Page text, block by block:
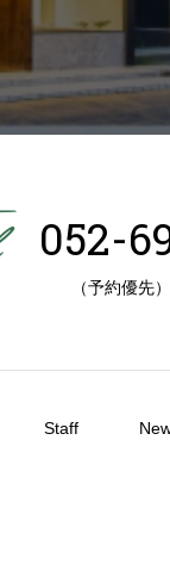
052-
（予約優先）
Staff